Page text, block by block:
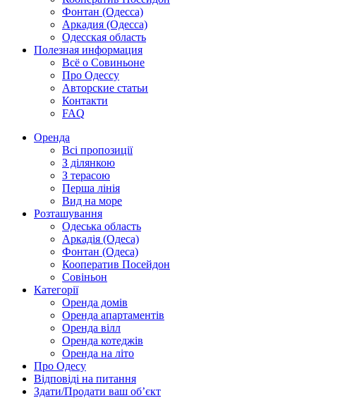
Фонтан (Одесса)
Аркадия (Одесса)
Одесская область
Полезная информация
Всё о Совиньоне
Про Одессу
Авторские статьи
Контакти
FAQ
Оренда
Всі пропозиції
З ділянкою
З терасою
Перша лінія
Вид на море
Розташування
Одеська область
Аркадія (Одеса)
Фонтан (Одеса)
Кооператив Посейдон
Совіньон
Категорії
Оренда домів
Оренда апартаментів
Оренда вілл
Оренда котеджів
Оренда на літо
Про Одесу
Відповіді на питання
Здати/Продати ваш об’єкт